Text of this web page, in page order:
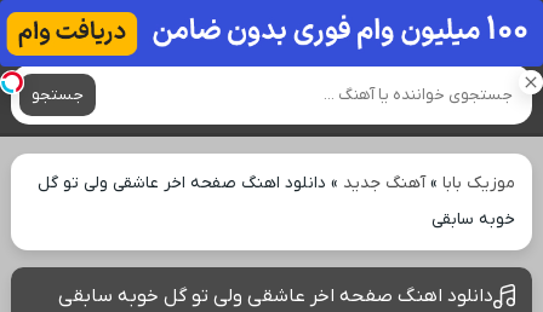
آهنگ های جدید
جستجو
موزیک بابا»آهنگ جدید » دانلود اهنگ صفحه اخر عاشقی ولی تو گل
خوبه سابقی
دانلود اهنگ صفحه اخر عاشقی ولی تو گل خوبه سابقی